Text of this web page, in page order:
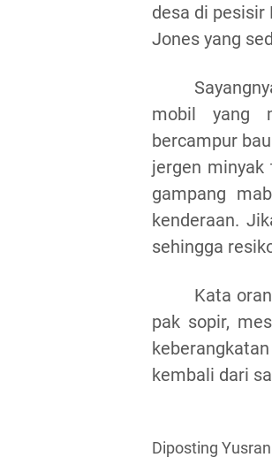
desa di pesisir
Jones yang
mobil yang
bercampur
jergen minyak
gampang
kenderaan.
sehingga
Kata
pak sopir,
kembali dari
Diposting